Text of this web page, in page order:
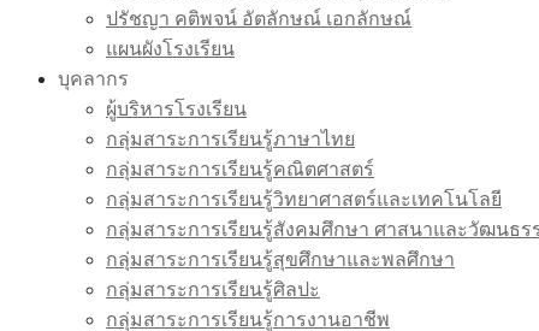
ปรัชญา คติพจน์ อัตลักษณ์ เอกลักษณ์
แผนผังโรงเรียน
บุคลากร
ผู้บริหารโรงเรียน
กลุ่มสาระการเรียนรู้ภาษาไทย
กลุ่มสาระการเรียนรู้คณิตศาสตร์
กลุ่มสาระการเรียนรู้วิทยาศาสตร์และเทคโนโลยี
กลุ่มสาระการเรียนรู้สังคมศึกษา ศาสนาและวัฒนธร
กลุ่มสาระการเรียนรู้สุขศึกษาและพลศึกษา
กลุ่มสาระการเรียนรู้ศิลปะ
กลุ่มสาระการเรียนรู้การงานอาชีพ